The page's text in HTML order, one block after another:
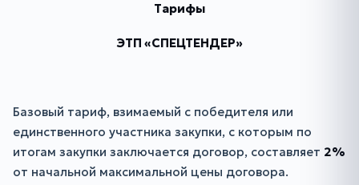
Тарифы
ЭТП «СПЕЦТЕНДЕР»
Базовый тариф, взимаемый с победителя или
единственного участника закупки, с которым по
итогам закупки заключается договор, составляет 2%
от начальной максимальной цены договора.